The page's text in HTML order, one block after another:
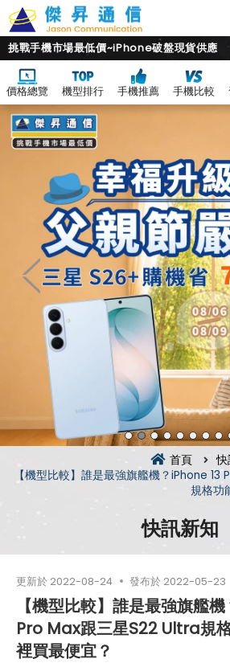
挑戰手機市場最低價~iPhone破盤現貨供應
價格總覽 機型排行 手機推薦 手機比較
首頁 快
【機型比較】誰是最強旗艦機？iPhone 13
規格功
快訊新知
更新於 2022-08-24 發布於 2022-05-23
【機型比較】誰是最強旗艦
Pro Max跟三星S22 Ultra規
裡買最便宜？